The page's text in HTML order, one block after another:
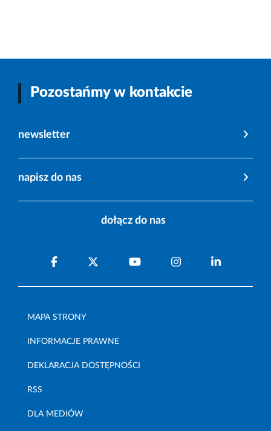
Pozostańmy w kontakcie
newsletter
napisz do nas
dołącz do nas
MAPA STRONY
INFORMACJE PRAWNE
DEKLARACJA DOSTĘPNOŚCI
RSS
DLA MEDIÓW